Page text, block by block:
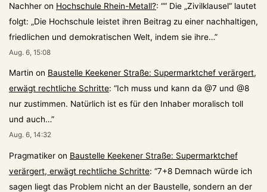
Nachher on Hochschule Rhein-Metall?: ““ Die „Zivilklausel“ lautet
folgt: „Die Hochschule leistet ihren Beitrag zu einer nachhaltigen,
friedlichen und demokratischen Welt, indem sie ihre…”
Aug. 6, 15:08
Martin on Baustelle Keekener Straße: Supermarktchef verärgert,
erwägt rechtliche Schritte: “Ich muss und kann da @7 und @8
nur zustimmen. Natürlich ist es für den Inhaber moralisch toll
und auch…”
Aug. 6, 14:32
Pragmatiker on Baustelle Keekener Straße: Supermarktchef
verärgert, erwägt rechtliche Schritte: “7+8 Demnach würde ich
sagen liegt das Problem nicht an der Baustelle, sondern an der